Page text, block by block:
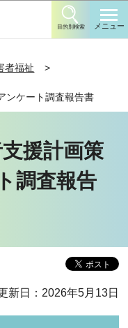
目的別検索 メニュー
者福祉
ンケート調査報告書
援計画策
調査報告
新日：2026年5月13日